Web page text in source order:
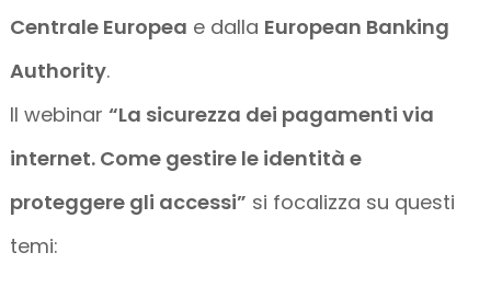
Centrale Europea e dalla European Banking
Authority.
Il webinar“La sicurezza dei pagamenti via
internet. Come gestire le identità e
proteggere gli accessi” si focalizza su questi
temi: